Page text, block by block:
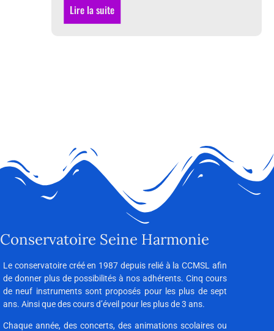
Lire la suite
Conservatoire Seine Harmonie
Le conservatoire créé en 1987 depuis relié à la CCMSL afin
de donner plus de possibilités à nos adhérents. Cinq cours
de neuf instruments sont proposés pour les plus de sept
ans. Ainsi que des cours d’éveil pour les plus de 3 ans.
Chaque année, des concerts, des animations scolaires ou